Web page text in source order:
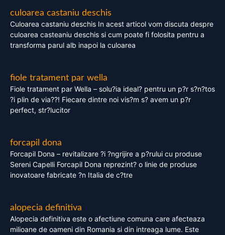
culoarea castaniu deschis
Culoarea castaniu deschis In acest articol vom discuta despre
culoarea casteaniu deschis si cum poate fi folosita pentru a
transforma parul alb inapoi la culoarea
fiole tratament par wella
Fiole tratament par Wella – solu?ia ideal? pentru un p?r s?n?tos
?i plin de via??! Fiecare dintre noi vis?m s? avem un p?r
perfect, str?lucitor
forcapil dona
Forcapil Dona – revitalizare ?i ?ngrijire a p?rului cu produse
Sereni Capelli Forcapil Dona reprezint? o linie de produse
inovatoare fabricate ?n Italia de c?tre
alopecia definitiva
Alopecia definitiva este o afectiune comuna care afecteaza
milioane de oameni din Romania si din intreaga lume. Este